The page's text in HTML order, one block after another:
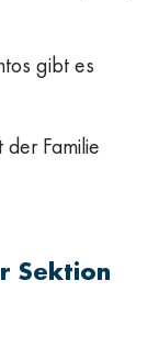
gibt es
der Familie
Sektion